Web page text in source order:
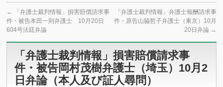
←
「弁護士裁判情報」損害賠償請求事
件・被告本田一則弁護士 10月20日
604号法廷弁論
「弁護士裁判情報」弁護士報酬請求事
件・原告山脇哲子弁護士（東京）10月
20日弁論 →
「弁護士裁判情報」損害賠償請求事
件・被告岡村茂樹弁護士（埼玉）10月2
日弁論（本人及び証人尋問）